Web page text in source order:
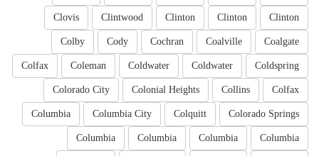
Clinton
Clinton
Clinton
Clintwood
Clovis
Coalgate
Coalville
Cochran
Cody
Colby
Coldspring
Coldwater
Coldwater
Coleman
Colfax
Colfax
Collins
Colonial Heights
Colorado City
Colorado Springs
Colquitt
Columbia City
Columbia
Columbia
Columbia
Columbia
Columbia